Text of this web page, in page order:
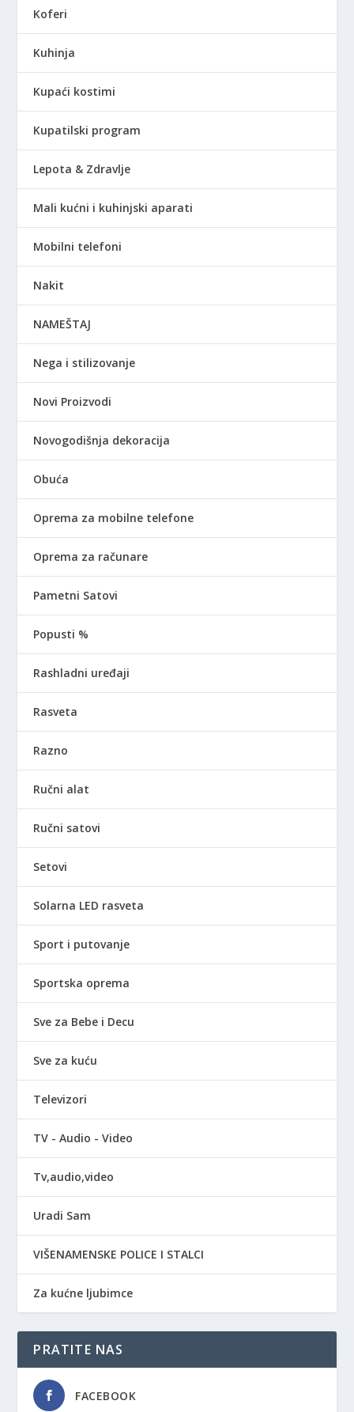
Koferi
Kuhinja
Kupaći kostimi
Kupatilski program
Lepota & Zdravlje
Mali kućni i kuhinjski aparati
Mobilni telefoni
Nakit
NAMEŠTAJ
Nega i stilizovanje
Novi Proizvodi
Novogodišnja dekoracija
Obuća
Oprema za mobilne telefone
Oprema za računare
Pametni Satovi
Popusti %
Rashladni uređaji
Rasveta
Razno
Ručni alat
Ručni satovi
Setovi
Solarna LED rasveta
Sport i putovanje
Sportska oprema
Sve za Bebe i Decu
Sve za kuću
Televizori
TV - Audio - Video
Tv,audio,video
Uradi Sam
VIŠENAMENSKE POLICE I STALCI
Za kućne ljubimce
PRATITE NAS
FACEBOOK